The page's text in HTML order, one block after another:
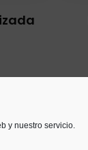
y nuestro servicio.